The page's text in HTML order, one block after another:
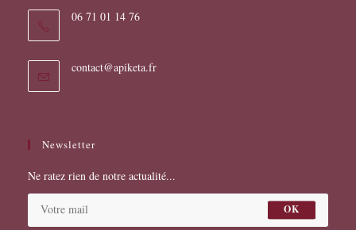
06 71 01 14 76
contact@apiketa.frS’ouvre
Newsletter
Ne ratez rien de notre actualité...
OK